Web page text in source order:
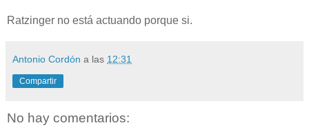
Ratzinger no está actuando porque si.
Antonio Cordón a las 12:31
Compartir
No hay comentarios: